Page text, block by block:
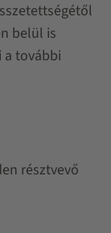
belül is
a további
résztvevő